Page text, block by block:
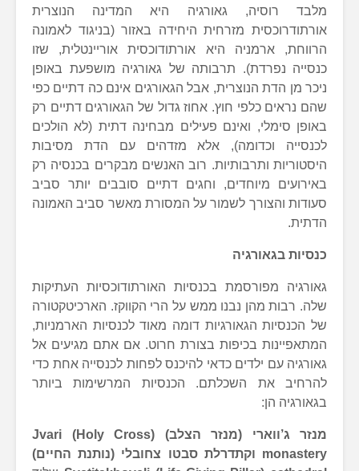
מלבד רוסיה, גאורגיה היא המדינה הנוצרית
אורתודרוכסית מזרחית היחידה באזור (בניגוד לאמונה
הרווחת, ארמניה היא אורתודוכסית אוריינטלית, שזו
כנסייה נפרדת). תרבותה של גאורגיה מושפעת באופן
ניכר מן הדת הנוצרית, אבל הגאורגים אינם כה דתיים כפי
שהם נראים כלפי חוץ. אחוז גדול של הגאורגים דתיים רק
באופן סימלי, ואינם פעילים מבחינה דתית (לא הולכים
לכנסייה וכדומה), אלא מזדהים עם הדת מסיבות
היסטוריות ותרבותיות. רוב האנשים מבקרים בכנסיה רק
באירועים מיוחדים, וחגים דתיים סובבים יותר סביב
סעודות והצורך לשמור על המסורת מאשר סביב האמונה
הדתית.
כנסיות בגאורגיה
גאורגיה מפורסמת בכנסיות האורתודוכסיות העתיקות
שלה. רבות מהן נבנו ממש על הרי הקווקז. הארכיטקטורה
של הכנסיות הגאורגיות דומה מאוד לכנסיות הארמניות,
המתאפיינות בכיפות בצורת חרוט. אם אתם מגיעים אל
גאורגיה עם ילדים כדאי להיכנס לפחות לכנסייה אחת כדי
להרחיב את השכלתם. הכנסיות המרשימות ביותר
בגאורגיה הן:
מנזר ג’ווארי (מנזר הצלב) Jvari (Holy Cross)
monastery וקתדרלת סבטו צחובלי (נותנת החיים)